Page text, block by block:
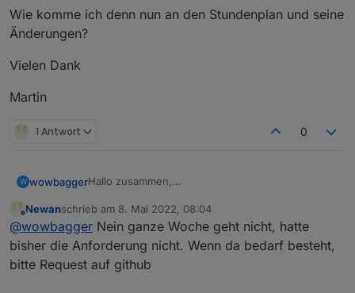
Wie komme ich denn nun an den Stundenplan und seine
Änderungen?
Vielen Dank
Martin
1 Antwort 0
W wowbaggerHallo zusammen,
Woche darzustellen?
Was bei mir auch noch nicht funktioniert ist die
Anzeige des jeweiligen Wochentags oberhalb der
Untis Tabelle. Wie habt ihr das umgesetzt?
Ansonsten: Coole Idee das so darzustellen. Ich
Andreas
Offline
Newanschrieb am 8. Mai 2022, 08:04
zuletzt editiert von
@wowbagger Nein ganze Woche geht nicht, hatte
bisher die Anforderung nicht. Wenn da bedarf besteht,
bitte Request auf github